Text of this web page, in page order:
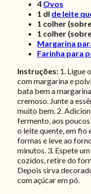
4 Ovos
1 dl de leite
1 colher
1 colher
Margarina
Farinha para
Instruções: 1. Ligue
com margarina e
bata bem a
cremoso. Junte a
muito bem. 2.
fermento, aos
o leite quente, em fio
formas e leve ao
minutos. 3. Espete
cozidos, retire do
Depois sirva
com açúcar em pó.